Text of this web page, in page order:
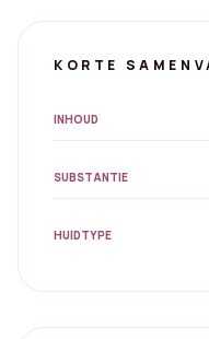
KORTE
INHOUD
SUBSTANTIE
HUIDTYPE